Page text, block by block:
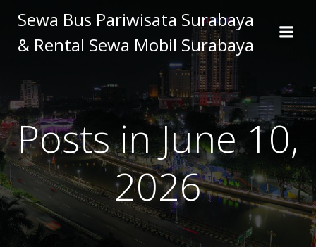
to
content
Sewa Bus Pariwisata Surabaya
& Rental Sewa Mobil Surabaya
Posts in June 10,
2026